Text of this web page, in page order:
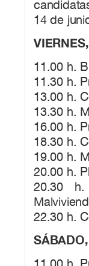
14 de
11.00 h.
11.30 h.
13.00 h.
13.30 h.
16.00 h.
18.30 h.
19.00 h.
20.00 h.
20.30 h.
22.30 h.